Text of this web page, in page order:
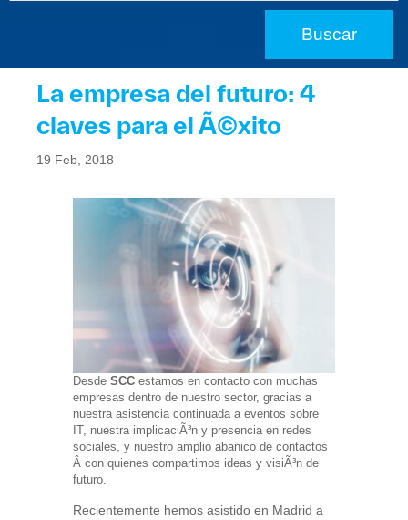
La empresa del futuro: 4
claves para el Ã©xito
19 Feb, 2018
Desde SCC estamos en contacto con muchas
empresas dentro de nuestro sector, gracias a
nuestra asistencia continuada a eventos sobre
IT, nuestra implicaciÃ³n y presencia en redes
sociales, y nuestro amplio abanico de contactos
Â con quienes compartimos ideas y visiÃ³n de
futuro.
Recientemente hemos asistido en Madrid a